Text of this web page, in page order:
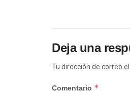
Deja una
Tu dirección de correo
Comentario *